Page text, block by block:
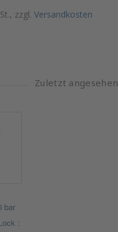
zzgl. Versandkosten
Zuletzt angesehen
bar
: